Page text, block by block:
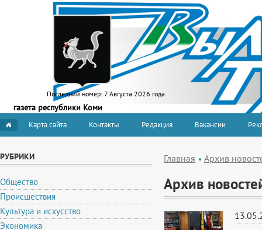
Последний номер: 7 Августа 2026 года
газета республики Коми
Карта сайта Контакты Редакция Вакансии
РУБРИКИ
Общество
Происшествия
Культура и искусство
Экономика
Главная Архив
Архив